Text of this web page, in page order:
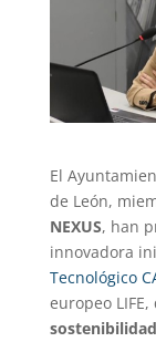
El
de León,
NEXUS, han
innovadora
Tecnológico
europeo